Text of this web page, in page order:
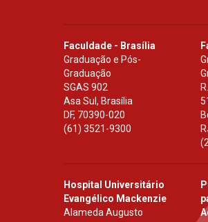
Faculdade - Brasília
Graduação e Pós-
Graduação
SGAS 902
Asa Sul, Brasília
DF, 70390-020
(61) 3521-9300
Hospital Universitário
Evangélico Mackenzie
Alameda Augusto